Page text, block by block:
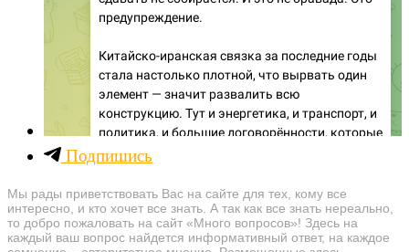
Подпишись
Мы рады приветствовать Вас на сайте для тех, кому все
интересно, и кто хочет все знать. А так как все знать нереально,
то добро пожаловать на сайт «Много вопросов»! Здесь на
каждый ваш вопрос найдется информативный ответ, на каждое